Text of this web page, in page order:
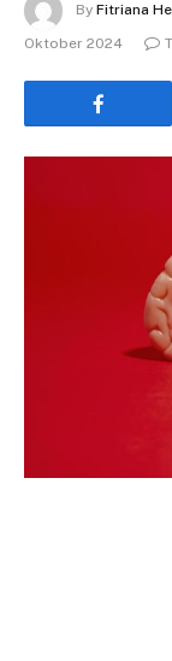
By Fitriana
Oktober 2024